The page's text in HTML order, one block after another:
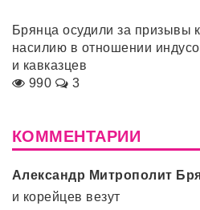
Брянца осудили за призывы к
насилию в отношении
и кавказцев
990
3
КОММЕНТАРИИ
Александр Митрополит
и корейцев везут